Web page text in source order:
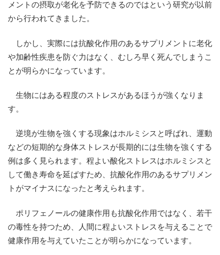
メントの摂取が老化を予防できるのではという研究が以前
から行われてきました。
しかし、実際には抗酸化作用のあるサプリメントに老化
や加齢性疾患を防ぐ力はなく、むしろ早く死んでしまうこ
とが明らかになっています。
生物にはある程度のストレスがあるほうが強くなりま
す。
逆境が生物を強くする現象はホルミシスと呼ばれ、運動
などの短期的な身体ストレスが長期的には生物を強くする
例は多く見られます。程よい酸化ストレスはホルミシスと
して働き寿命を延ばすため、抗酸化作用のあるサプリメン
トがマイナスになったと考えられます。
ポリフェノールの健康作用も抗酸化作用ではなく、若干
の毒性を持つため、人間に程よいストレスを与えることで
健康作用を与えていたことが明らかになっています。